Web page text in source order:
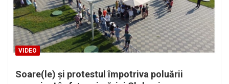
VIDEO
Soare(le) și protestul împotriva poluării